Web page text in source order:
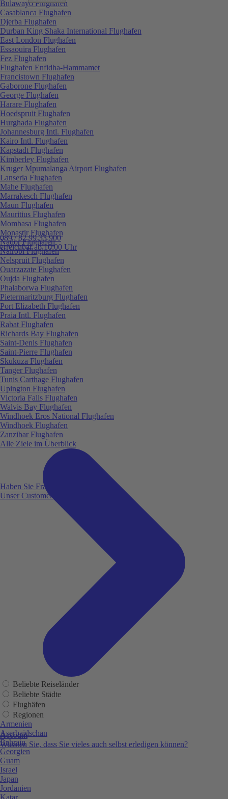
089 / 82 99 33 900
erreichbar ab 10:00 Uhr
Haben Sie Fragen?
Unser Customer Service ist für Sie da!
Account
Wussten Sie, dass Sie vieles auch selbst erledigen können?
Bulawayo Flughafen
Casablanca Flughafen
Djerba Flughafen
Durban King Shaka International Flughafen
East London Flughafen
Essaouira Flughafen
Fez Flughafen
Flughafen Enfidha-Hammamet
Francistown Flughafen
Gaborone Flughafen
George Flughafen
Harare Flughafen
Hoedspruit Flughafen
Hurghada Flughafen
Johannesburg Intl. Flughafen
Kairo Intl. Flughafen
Kapstadt Flughafen
Kimberley Flughafen
Kruger Mpumalanga Airport Flughafen
Lanseria Flughafen
Mahe Flughafen
Marrakesch Flughafen
Maun Flughafen
Mauritius Flughafen
Mombasa Flughafen
Monastir Flughafen
Nador Flughafen
Nairobi Flughafen
Nelspruit Flughafen
Ouarzazate Flughafen
Oujda Flughafen
Phalaborwa Flughafen
Pietermaritzburg Flughafen
Port Elizabeth Flughafen
Praia Intl. Flughafen
Rabat Flughafen
Richards Bay Flughafen
Saint-Denis Flughafen
Saint-Pierre Flughafen
Skukuza Flughafen
Tanger Flughafen
Tunis Carthage Flughafen
Upington Flughafen
Victoria Falls Flughafen
Walvis Bay Flughafen
Windhoek Eros National Flughafen
Windhoek Flughafen
Zanzibar Flughafen
Alle Ziele im Überblick
Beliebte Reiseländer
Beliebte Städte
Flughäfen
Regionen
Armenien
Aserbaidschan
Bahrain
Georgien
Guam
Israel
Japan
Jordanien
Katar